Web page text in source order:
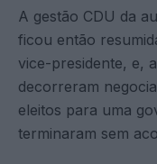
A gestão CDU da
ficou então
vice-presidente, e,
decorreram
eleitos para uma
terminaram sem